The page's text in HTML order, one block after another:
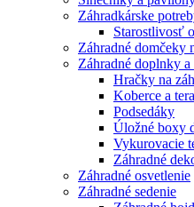
Záhradkárske
Starostlivosť
Záhradné domčeky
Záhradné doplnky a
Hračky na
Koberce a
Podsedáky
Úložné boxy
Vykurovacie
Záhradné
Záhradné osvetlenie
Záhradné sedenie